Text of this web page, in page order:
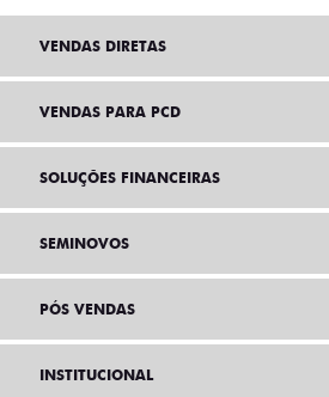
VENDAS DIRETAS
VENDAS PARA PCD
SOLUÇÕES FINANCEIRAS
SEMINOVOS
PÓS VENDAS
INSTITUCIONAL